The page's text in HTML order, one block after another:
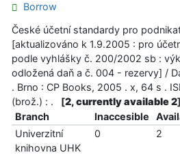
Borrow
České účetní standardy pro
[aktualizováno k 1.9.2005 : pro
podle vyhlášky č. 200/2002 sb :
odložená daň a č. 004 - rezervy] /
. Brno : CP Books, 2005 . x, 64 s .
(brož.) : .
[2, currently available 2]
Branch
Inaccesible
Univerzitní
knihovna UHK
0 2